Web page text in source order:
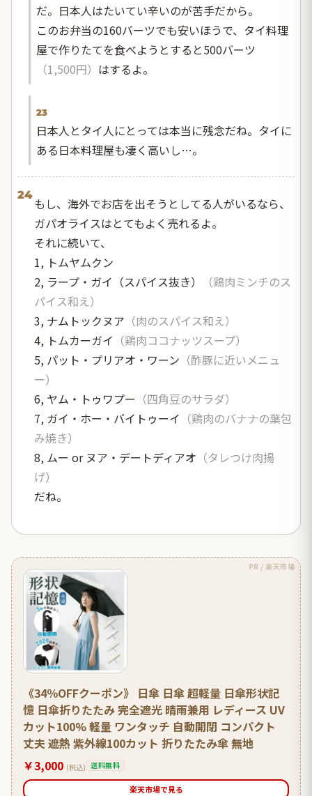
だ。日本人はたいてい辛いのが苦手だから。
このお弁当の160バーツでも安いほうで、タイ料理
屋で作りたてを食べようとすると500バーツ
（1,500円） はするよ。
23
日本人とタイ人にとっては本当に残念だね。タイに
ある日本料理屋も凄く高いし…。
24
もし、海外でお店を出そうとしてる人がいるなら、
ガパオライスはとてもよく売れるよ。
それに続いて、
1, トムヤムクン
2, ラープ・ガイ（スパイス抜き）
（鶏肉ミンチのス
パイス和え）
3, ナムトックヌア （肉のスパイス和え）
4, トムカーガイ （鶏肉ココナッツスープ）
5, パット・プリアオ・ワーン （酢豚に近いメニュ
ー）
6, ヤム・トゥワプー （四角豆のサラダ）
7, ガイ・ホー・バイトゥーイ （鶏肉のバナナの葉包
み焼き）
8, ムー or ヌア・デートディアオ （タレつけ肉揚
げ）
だね。
PR / 楽天市場
《34％OFFクーポン》 日傘 日傘 超軽量 日傘形状記
憶 日傘折りたたみ 完全遮光 晴雨兼用 レディース UV
カット100% 軽量 ワンタッチ 自動開閉 コンパクト
丈夫 遮熱 紫外線100カット 折りたたみ傘 無地
￥3,000 (税込) 送料無料
楽天市場で見る